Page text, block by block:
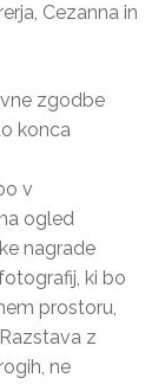
Cezanna in
zgodbe
konca
v
ogled
nagrade
ki bo
prostoru,
z
ne